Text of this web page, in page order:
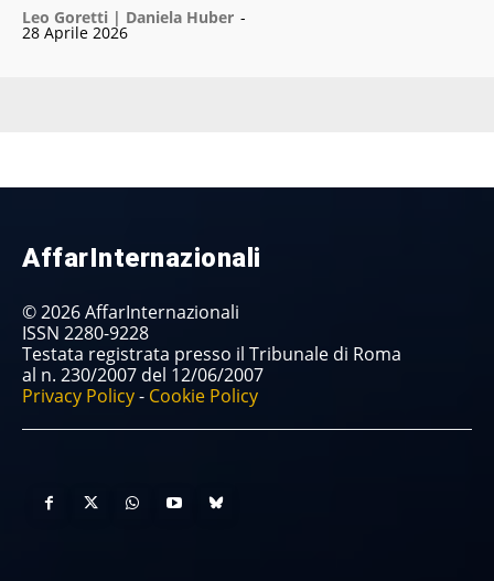
Leo Goretti | Daniela Huber -
28 Aprile 2026
AffarInternazionali
© 2026 AffarInternazionali
ISSN 2280-9228
Testata registrata presso il Tribunale di Roma
al n. 230/2007 del 12/06/2007
Privacy Policy- Cookie Policy